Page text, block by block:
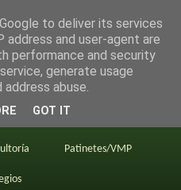
Primeros consejos
Patinetes/VMP
to deliver its services
address and user-agent are
performance and security
generate usage
abuse.
GOT IT